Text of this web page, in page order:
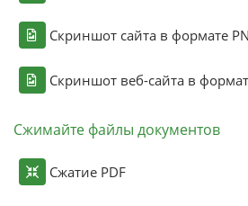
Скриншот сайта в формате
Скриншот веб-сайта в
Сжимайте файлы документов
Сжатие PDF